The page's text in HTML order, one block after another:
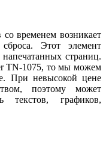
временем возникает
Этот элемент
страниц.
TN-1075, то мы можем
При невысокой цене
поэтому может
текстов, графиков,